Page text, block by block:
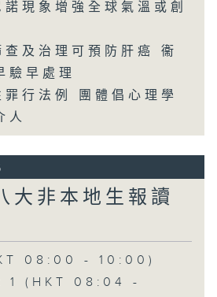
現象增強全球氣溫或創
及治理可預防肝癌 衞
驗早處理
行法例 團體倡心理學
人
大非本地生報讀
08:00 - 10:00)
1 (HKT 08:04 -